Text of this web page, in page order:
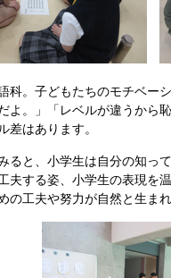
。子どもたちのモチベー
よ。」「レベルが違うから
差はあります。
と、小学生は自分の知っ
夫する姿、小学生の表現を
の工夫や努力が自然と生まれ